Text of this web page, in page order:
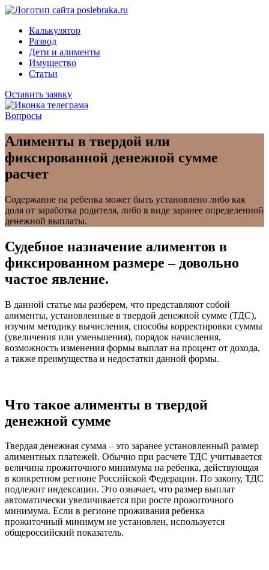
Калькулятор
Развод
Дети и алименты
Имущество
Статьи
Оставить заявку
Вопросы
Алименты в твердой или
фиксированной денежной сумме
расчет
Содержание на ребенка может быть установлено либо как
доля от заработка родителя, либо в виде заранее определенной
денежной выплаты.
Судебное назначение алиментов в
фиксированном размере – довольно
частое явление.
В данной статье мы разберем, что представляют собой
алименты, установленные в твердой денежной сумме (ТДС),
изучим методику вычисления, способы корректировки суммы
(увеличения или уменьшения), порядок начисления,
возможность изменения формы выплат на процент от дохода,
а также преимущества и недостатки данной формы.
Что такое алименты в твердой
денежной сумме
Твердая денежная сумма – это заранее установленный размер
алиментных платежей. Обычно при расчете ТДС учитывается
величина прожиточного минимума на ребенка, действующая
в конкретном регионе Российской Федерации. По закону, ТДС
подлежит индексации. Это означает, что размер выплат
автоматически увеличивается при росте прожиточного
минимума. Если в регионе проживания ребенка
прожиточный минимум не установлен, используется
общероссийский показатель.